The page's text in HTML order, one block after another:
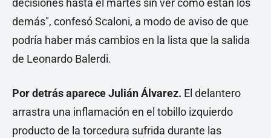
decisiones hasta el martes sin ver cómo están los
demás", confesó Scaloni, a modo de aviso de que
podría haber más cambios en la lista que la salida
de Leonardo Balerdi.
Por detrás aparece Julián Álvarez. El delantero
arrastra una inflamación en el tobillo izquierdo
producto de la torcedura sufrida durante las